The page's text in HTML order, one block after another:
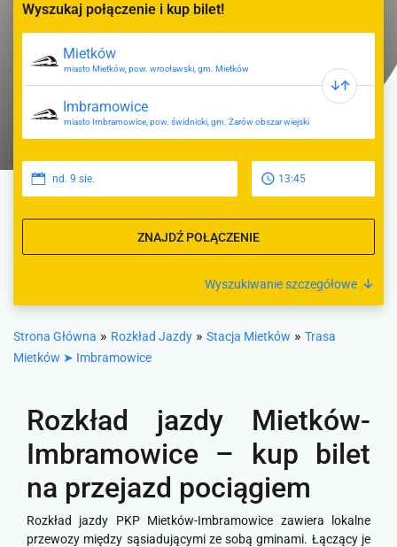
Wyszukaj połączenie i kup bilet!
miasto Mietków, pow. wrocławski, gm. Mietków
miasto Imbramowice, pow. świdnicki, gm. Żarów obszar wiejski
nd. 9 sie. 13:45
ZNAJDŹ POŁĄCZENIE
Wyszukiwanie szczegółowe
Strona Główna » Rozkład Jazdy » Stacja Mietków » Trasa
Mietków ➤ Imbramowice
Rozkład jazdy Mietków-
Imbramowice – kup bilet
na przejazd pociągiem
Rozkład jazdy PKP Mietków-Imbramowice zawiera lokalne
przewozy między sąsiadującymi ze sobą gminami. Łączący je